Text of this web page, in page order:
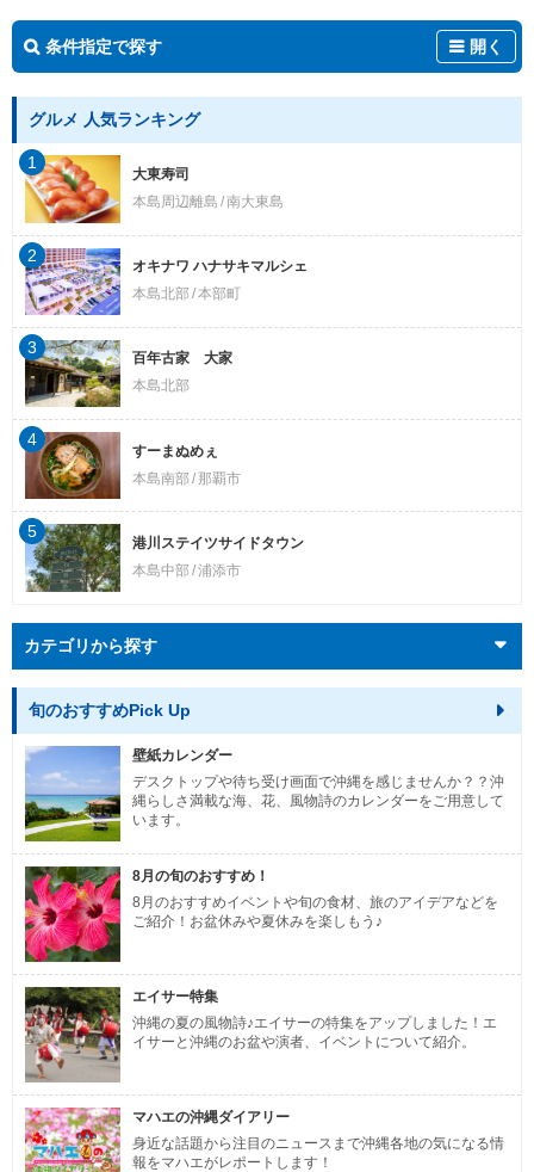
条件指定で探す 開く
グルメ 人気ランキング
大東寿司
本島周辺離島 南大東島
1
オキナワ ハナサキマルシェ
本島北部 本部町
2
百年古家 大家
本島北部
3
すーまぬめぇ
本島南部
那覇市
4
港川ステイツサイドタウン
本島中部 浦添市
5
カテゴリから探す
旬のおすすめPick Up
壁紙カレンダー
デスクトップや待ち受け画面で沖縄を感じませんか？？沖
縄らしさ満載な海、花、風物詩のカレンダーをご用意して
います。
8月の旬のおすすめ！
8月のおすすめイベントや旬の食材、旅のアイデアなどを
ご紹介！お盆休みや夏休みを楽しもう♪
エイサー特集
沖縄の夏の風物詩♪エイサーの特集をアップしました！エ
イサーと沖縄のお盆や演者、イベントについて紹介。
マハエの沖縄ダイアリー
身近な話題から注目のニュースまで沖縄各地の気になる情
報をマハエがレポートします！